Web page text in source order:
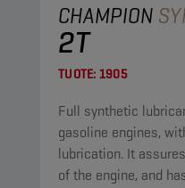
CHAMPION
2T
TUOTE: 1905
Full synthetic
gasoline engines,
lubrication. It
of the engine, and